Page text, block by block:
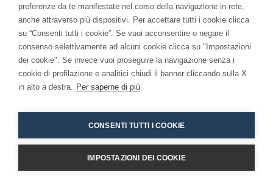
preferenze da te manifestate nel corso della navigazione in rete,
anche attraverso più dispositivi. Per accettare tutti i cookie clicca
su “Consenti tutti i cookie”. Se vuoi acconsentire o negare il
consenso selettivamente ad alcuni cookie clicca su "Impostazioni
dei cookie". Se invece vuoi proseguire la navigazione senza i
cookie di profilazione e analitici chiudi il banner cliccando sulla X
in alto a destra. Per saperne di più
CONSENTI TUTTI I COOKIE
IMPOSTAZIONI DEI COOKIE